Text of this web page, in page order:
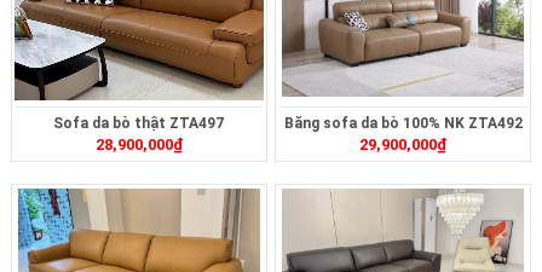
Sofa da bò thật ZTA497
28,900,000₫
Băng sofa da bò 100% NK ZTA492
29,900,000₫